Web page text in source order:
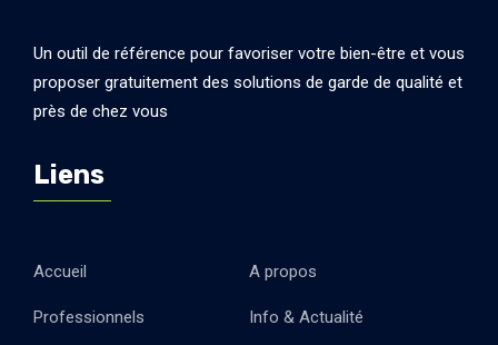
Un outil de référence pour favoriser votre bien-être et vous
proposer gratuitement des solutions de garde de qualité et
près de chez vous
Liens
Accueil A propos
Professionnels Info & Actualité